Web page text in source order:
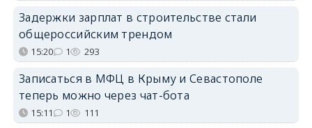
Задержки зарплат в строительстве стали
общероссийским трендом
15:20 1 293
Записаться в МФЦ в Крыму и Севастополе
теперь можно через чат-бота
15:11 1 111